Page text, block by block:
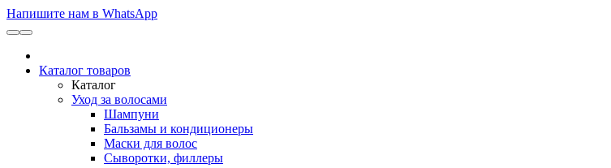
Напишите нам в WhatsApp
Каталог товаров
Каталог
Уход за волосами
Шампуни
Бальзамы и кондиционеры
Маски для волос
Сыворотки, филлеры